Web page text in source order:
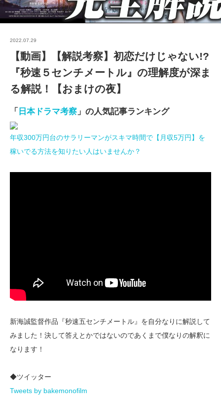
2022.07.29
【動画】【解説考察】初恋だけじゃない!?
『秒速５センチメートル』の理解度が深ま
る解説！【おまけの夜】
「 日本ドラマ考察 」の人気記事ランキング
年収300万円台のサラリーマンがスキマ時間で【月収5万円】を
稼いでる方法を知りたい人はいませんか？
新海誠監督作品『秒速五センチメートル』を自分なりに解説して
みました！決して答えとかではないのであくまで僕なりの解釈に
なります！
◆ツイッター
Tweets by bakemonofilm